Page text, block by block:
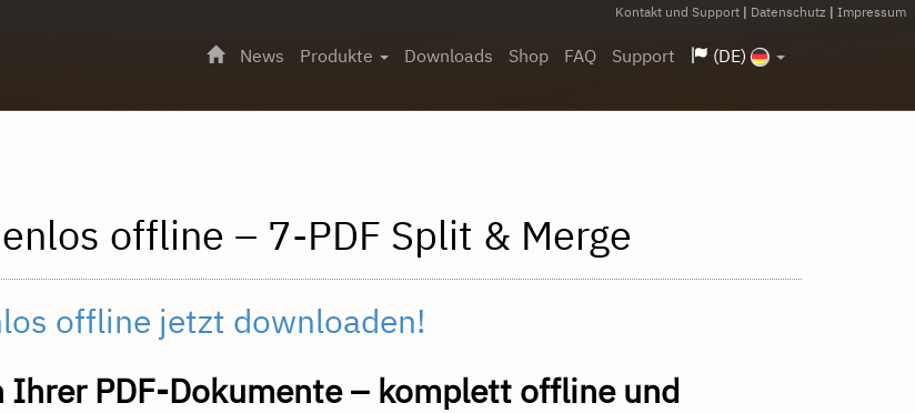
Kontakt und Support | Datenschutz | Impressum
News Produkte Downloads Shop FAQ Support (DE)
offline – 7-PDF Split & Merge
offline jetzt downloaden!
Ihrer PDF-Dokumente – komplett offline und